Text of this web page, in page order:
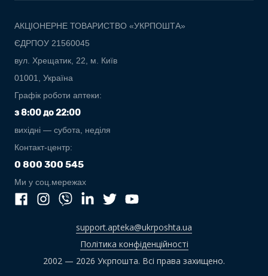
АКЦІОНЕРНЕ ТОВАРИСТВО «УКРПОШТА»
ЄДРПОУ 21560045
вул. Хрещатик, 22, м. Київ
01001, Україна
Графік роботи аптеки:
з 8:00 до 22:00
вихідні — субота, неділя
Контакт-центр:
0 800 300 545
Ми у соц.мережах
support.apteka@ukrposhta.ua
Політика конфіденційності
2002 — 2026 Укрпошта. Всі права захищено.